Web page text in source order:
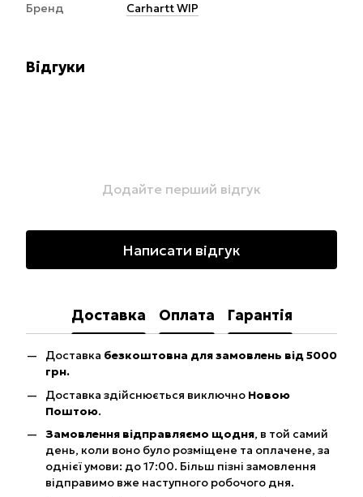
Бренд Carhartt WIP
Відгуки
Додайте перший відгук
Написати відгук
Доставка Оплата Гарантія
Доставка безкоштовна для замовлень від 5000
грн.
Доставка здійснюється виключно Новою
Поштою.
Замовлення відправляємо щодня, в той самий
день, коли воно було розміщене та оплачене, за
однієї умови: до 17:00. Більш пізні замовлення
відправимо вже наступного робочого дня.